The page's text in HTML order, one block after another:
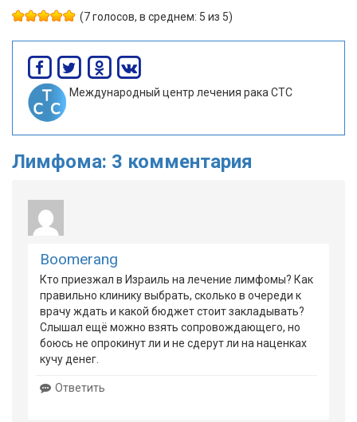
(7 голосов, в среднем: 5 из 5)
Международный центр лечения рака СТС
Лимфома: 3 комментария
Boomerang
Кто приезжал в Израиль на лечение лимфомы? Как
правильно клинику выбрать, сколько в очереди к
врачу ждать и какой бюджет стоит закладывать?
Слышал ещё можно взять сопровождающего, но
боюсь не опрокинут ли и не сдерут ли на наценках
кучу денег.
Ответить